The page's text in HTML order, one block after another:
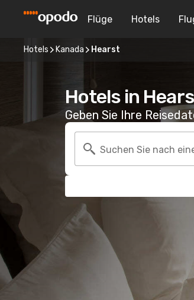
Flüge Hotels
Hotels Kanada Hearst
Hotels in
Geben Sie Ihre